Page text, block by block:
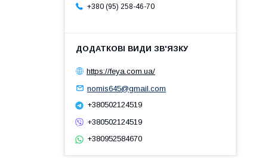
+380 (95) 258-46-70
https://feya.com.ua/
nomis645@gmail.com
+380502124519
+380502124519
+380952584670